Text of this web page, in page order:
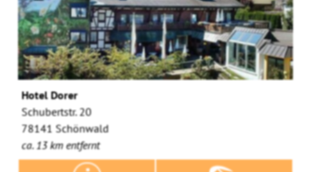
Hotel Dorer
Schubertstr. 20
78141 Schönwald
ca. 13 km entfernt